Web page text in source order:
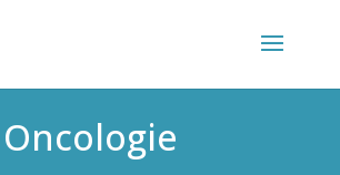
Oncologie